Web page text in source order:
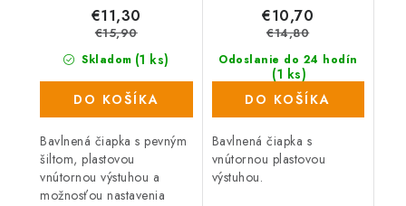
Skladom (1 ks)
€11,30
€15,90
DO KOŠÍKA
Bavlnená čiapka s pevným
šiltom, plastovou
vnútornou výstuhou a
možnosťou nastavenia
Odoslanie do 24 hodín
(1 ks)
€10,70
€14,80
DO KOŠÍKA
Bavlnená čiapka s
vnútornou plastovou
výstuhou.